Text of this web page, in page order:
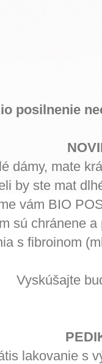
posilnenie
dámy, mate
by ste mat
vám BIO
sú chránene
s fibroinom
Vyskúšajte
lakovanie s